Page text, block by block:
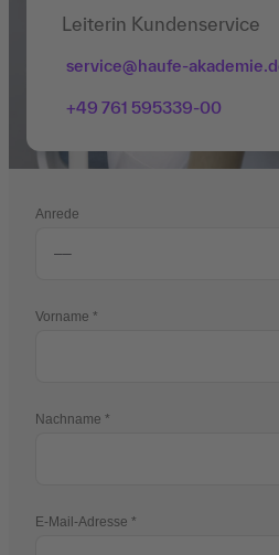
Leiterin Kundenservice
service@haufe-
+49 761 595339-00
Anrede
Vorname
Nachname
E-Mail-Adresse